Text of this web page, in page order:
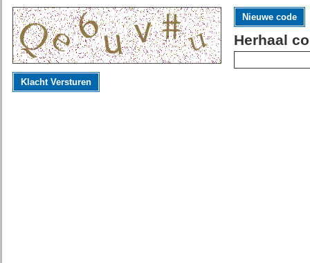
Nieuwe code
Herhaal
Klacht Versturen